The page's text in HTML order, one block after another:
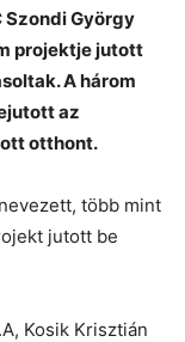
Szondi György
projektje jutott
A három
az
otthont.
több mint
jutott be
Kosik Krisztián